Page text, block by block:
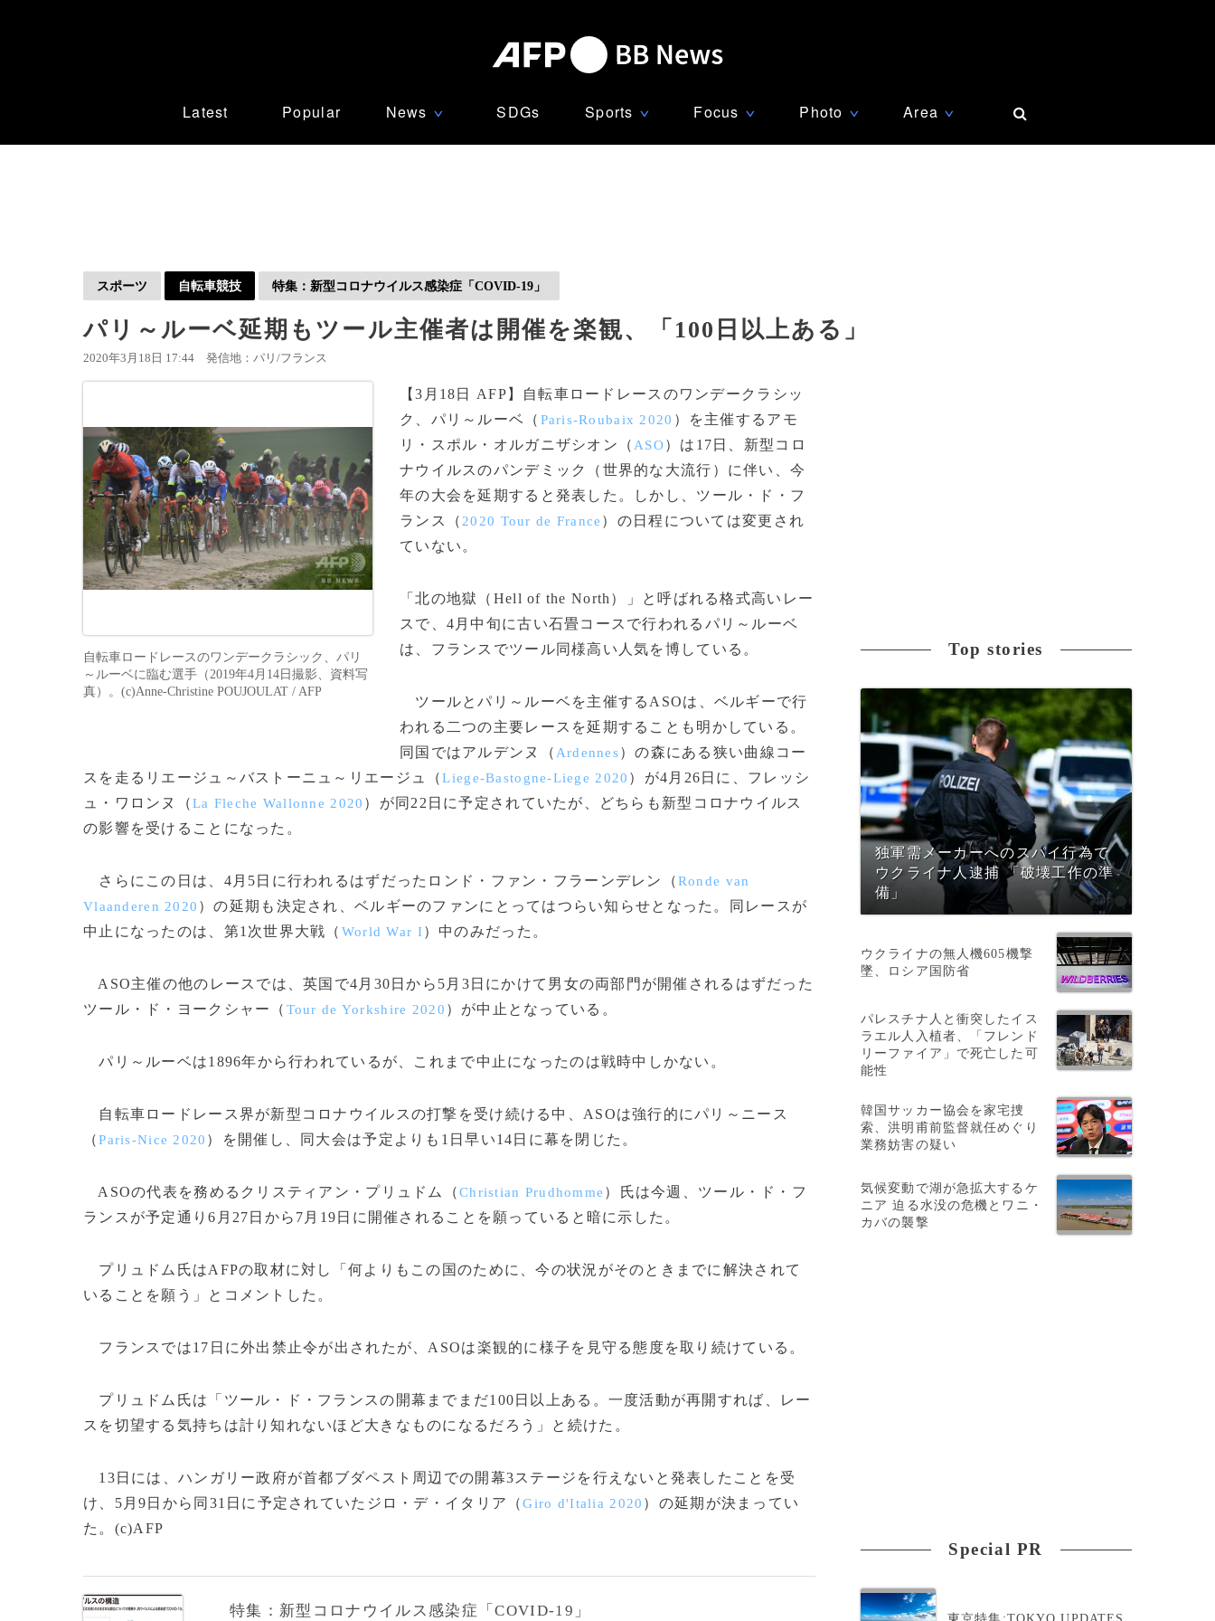
Latest Popular News ∨ SDGs Sports ∨ Focus ∨ Photo ∨ Area ∨
スポーツ 自転車競技 特集：新型コロナウイルス感染症「COVID-19」
パリ～ルーベ延期もツール主催者は開催を楽観、「100日以上ある」
2020年3月18日 17:44 発信地：パリ/フランス
自転車ロードレースのワンデークラシック、パリ
～ルーベに臨む選手（2019年4月14日撮影、資料写
真）。(c)Anne-Christine POUJOULAT / AFP
【3月18日 AFP】自転車ロードレースのワンデークラシッ
ク、パリ～ルーベ（ Paris-Roubaix 2020 ）を主催するアモ
リ・スポル・オルガニザシオン（ ASO）は17日、新型コロ
ナウイルスのパンデミック（世界的な大流行）に伴い、今
年の大会を延期すると発表した。しかし、ツール・ド・フ
ランス（ 2020 Tour de France ）の日程については変更され
ていない。
「北の地獄（Hell of the North）」と呼ばれる格式高いレー
スで、4月中旬に古い石畳コースで行われるパリ～ルーベ
は、フランスでツール同様高い人気を博している。
ツールとパリ～ルーベを主催するASOは、ベルギーで行
われる二つの主要レースを延期することも明かしている。
同国ではアルデンヌ（ Ardennes）の森にある狭い曲線コー
スを走るリエージュ～バストーニュ～リエージュ（Liege-Bastogne-Liege 2020 ）が4月26日に、フレッシ
ュ・ワロンヌ（La Fleche Wallonne 2020 ）が同22日に予定されていたが、どちらも新型コロナウイルス
の影響を受けることになった。
さらにこの日は、4月5日に行われるはずだったロンド・ファン・フラーンデレン（Ronde van
Vlaanderen 2020 ）の延期も決定され、ベルギーのファンにとってはつらい知らせとなった。同レースが
中止になったのは、第1次世界大戦（ World War I）中のみだった。
ASO主催の他のレースでは、英国で4月30日から5月3日にかけて男女の両部門が開催されるはずだった
ツール・ド・ヨークシャー（ Tour de Yorkshire 2020 ）が中止となっている。
パリ～ルーベは1896年から行われているが、これまで中止になったのは戦時中しかない。
自転車ロードレース界が新型コロナウイルスの打撃を受け続ける中、ASOは強行的にパリ～ニース
（Paris-Nice 2020 ）を開催し、同大会は予定よりも1日早い14日に幕を閉じた。
ASOの代表を務めるクリスティアン・プリュドム（Christian Prudhomme ）氏は今週、ツール・ド・フ
ランスが予定通り6月27日から7月19日に開催されることを願っていると暗に示した。
プリュドム氏はAFPの取材に対し「何よりもこの国のために、今の状況がそのときまでに解決されて
いることを願う」とコメントした。
フランスでは17日に外出禁止令が出されたが、ASOは楽観的に様子を見守る態度を取り続けている。
プリュドム氏は「ツール・ド・フランスの開幕までまだ100日以上ある。一度活動が再開すれば、レー
スを切望する気持ちは計り知れないほど大きなものになるだろう」と続けた。
13日には、ハンガリー政府が首都ブダペスト周辺での開幕3ステージを行えないと発表したことを受
け、5月9日から同31日に予定されていたジロ・デ・イタリア（Giro d'Italia 2020 ）の延期が決まってい
た。(c)AFP
特集：新型コロナウイルス感染症「COVID-19」
Top stories
独軍需メーカーへのスパイ行為で
ウクライナ人逮捕 「破壊工作の準
備」
ウクライナの無人機605機撃
墜、ロシア国防省
パレスチナ人と衝突したイス
ラエル人入植者、「フレンド
リーファイア」で死亡した可
能性
韓国サッカー協会を家宅捜
索、洪明甫前監督就任めぐり
業務妨害の疑い
気候変動で湖が急拡大するケ
ニア 迫る水没の危機とワニ・
カバの襲撃
Special PR
東京特集:TOKYO UPDATES